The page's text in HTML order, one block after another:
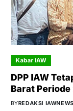
Kabar IAW
DPP IAW
Barat
BYREDAKSI IAWNEWS